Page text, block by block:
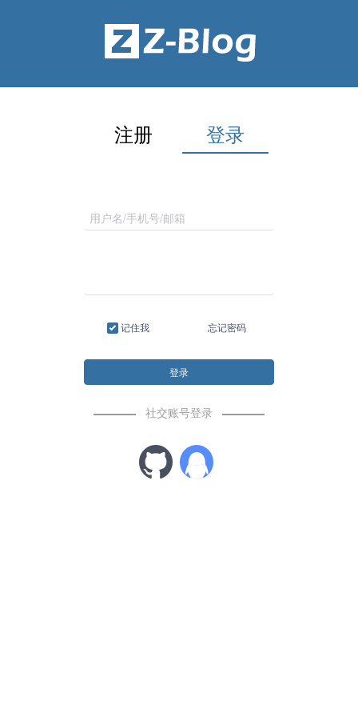
注册 登录
记住我 忘记密码
登录
社交账号登录